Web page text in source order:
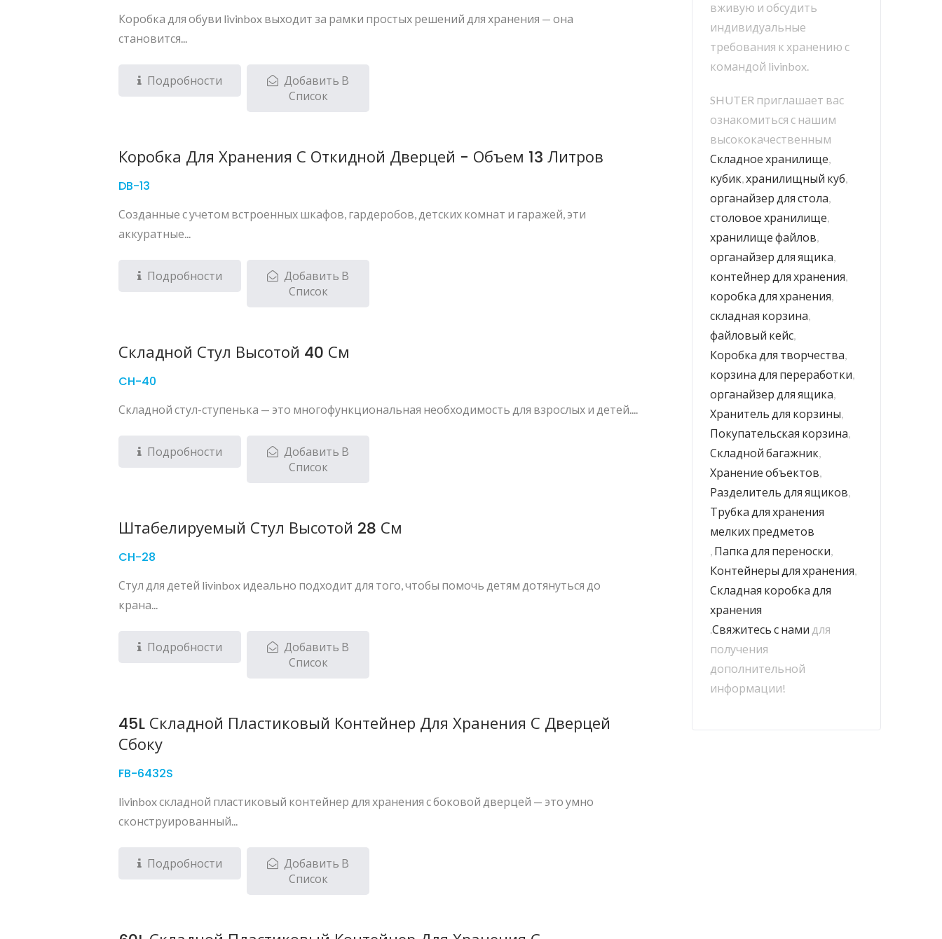
Коробка для обуви livinbox выходит за рамки простых решений для хранения — она
становится...
Подробности
Добавить В
Список
Коробка Для Хранения С Откидной Дверцей - Объем 13 Литров
DB-13
Созданные с учетом встроенных шкафов, гардеробов, детских комнат и гаражей, эти
аккуратные...
Подробности
Добавить В
Список
Складной Стул Высотой 40 См
CH-40
Складной стул-ступенька — это многофункциональная необходимость для взрослых и детей....
Подробности
Добавить В
Список
Штабелируемый Стул Высотой 28 См
CH-28
Стул для детей livinbox идеально подходит для того, чтобы помочь детям дотянуться до
крана...
Подробности
Добавить В
Список
45L Складной Пластиковый Контейнер Для Хранения С Дверцей
Сбоку
FB-6432S
livinbox складной пластиковый контейнер для хранения с боковой дверцей — это умно
сконструированный...
Подробности
Добавить В
Список
вживую и обсудить
индивидуальные
требования к хранению с
командой livinbox.
SHUTER приглашает вас
ознакомиться с нашим
высококачественным
Складное хранилище,
кубик,хранилищный куб,
органайзер для стола,
столовое хранилище,
хранилище файлов,
органайзер для ящика,
контейнер для хранения,
коробка для хранения,
складная корзина,
файловый кейс,
Коробка для творчества,
корзина для переработки,
органайзер для ящика,
Хранитель для корзины,
Покупательская корзина,
Складной багажник,
Хранение объектов,
Разделитель для ящиков,
Трубка для хранения
мелких предметов
, Папка для переноски,
Контейнеры для хранения,
Складная коробка для
хранения
.Свяжитесь с нами для
получения
дополнительной
информации!